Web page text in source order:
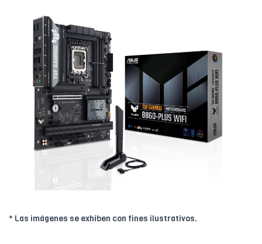
* Las imágenes se exhiben con fines ilustrativos.